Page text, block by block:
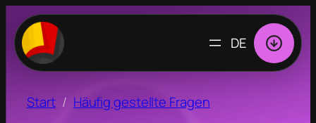
SPRACHE
AUSWÄHLEN
Start Häufig gestellte Fragen